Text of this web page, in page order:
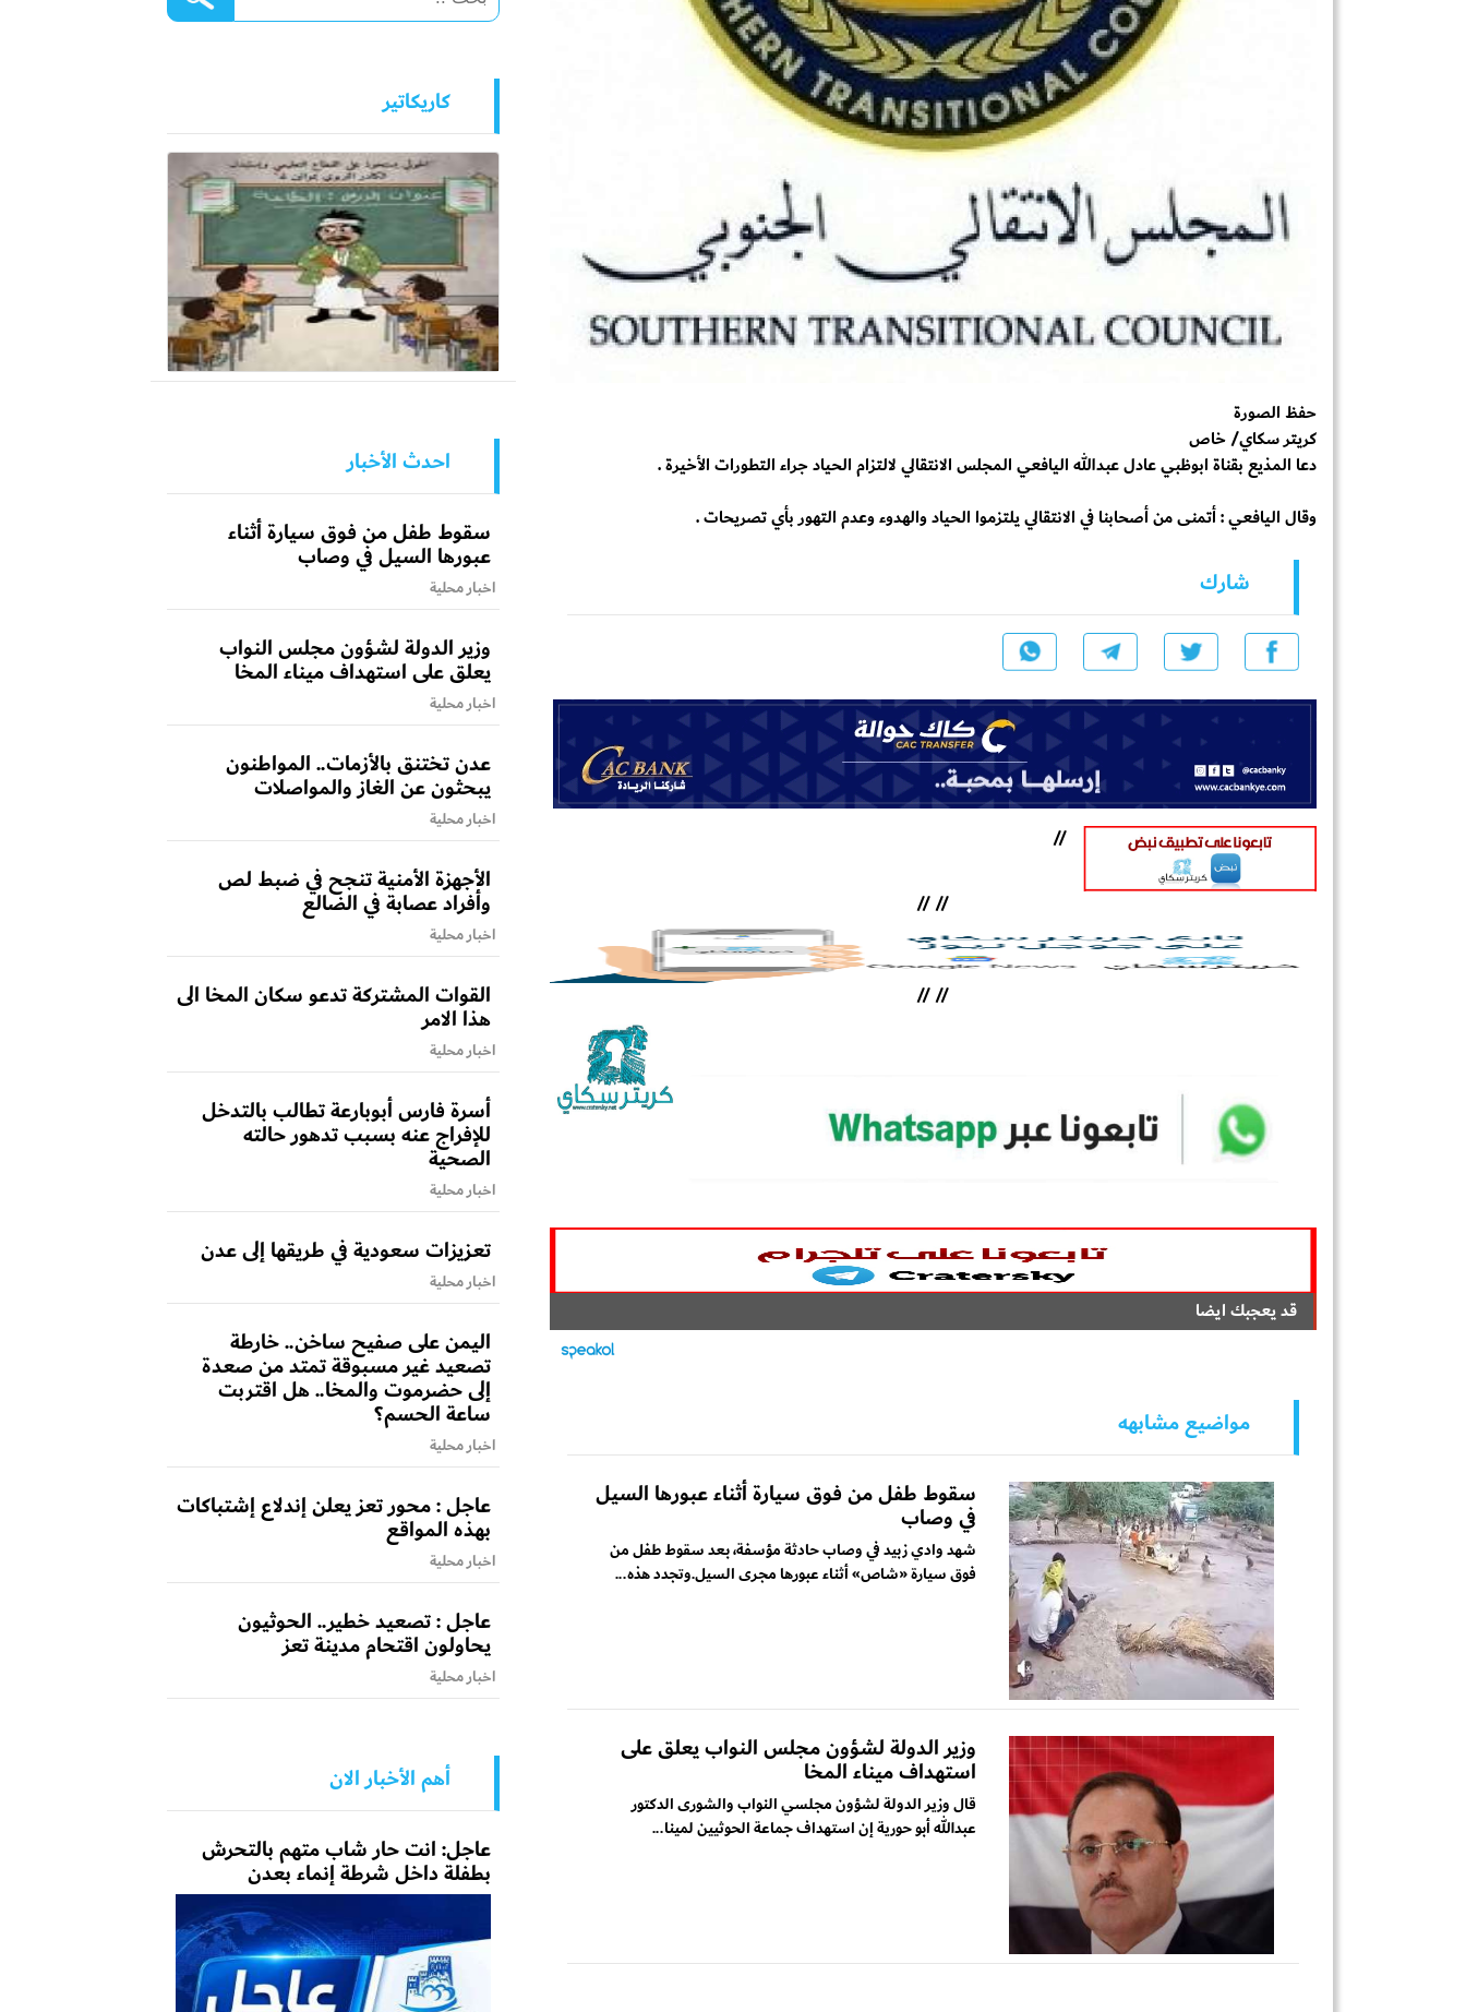
حفظ الصورة
كريتر سكاي/ خاص
دعا المذيع بقناة ابوظبي عادل عبدالله اليافعي المجلس الانتقالي لالتزام الحياد جراء التطورات الأخيرة .
وقال اليافعي : أتمنى من أصحابنا في الانتقالي يلتزموا الحياد والهدوء وعدم التهور بأي تصريحات .
شارك
//
//
//
//
//
قد يعجبك ايضا
مواضيع مشابهه
سقوط طفل من فوق سيارة أثناء عبورها السيل
في وصاب
شهد وادي زبيد في وصاب حادثة مؤسفة، بعد سقوط طفل من
فوق سيارة «شاص» أثناء عبورها مجرى السيل.وتجدد هذه...
وزير الدولة لشؤون مجلس النواب يعلق على
استهداف ميناء المخا
قال وزير الدولة لشؤون مجلسي النواب والشورى الدكتور
عبدالله أبو حورية إن استهداف جماعة الحوثيين لمينا...
كاريكاتير
احدث الأخبار
سقوط طفل من فوق سيارة أثناء
عبورها السيل في وصاب
اخبار محلية
وزير الدولة لشؤون مجلس النواب
يعلق على استهداف ميناء المخا
اخبار محلية
عدن تختنق بالأزمات.. المواطنون
يبحثون عن الغاز والمواصلات
اخبار محلية
الأجهزة الأمنية تنجح في ضبط لص
وأفراد عصابة في الضالع
اخبار محلية
القوات المشتركة تدعو سكان المخا الى
هذا الامر
اخبار محلية
أسرة فارس أبوبارعة تطالب بالتدخل
للإفراج عنه بسبب تدهور حالته
الصحية
اخبار محلية
تعزيزات سعودية في طريقها إلى عدن
اخبار محلية
اليمن على صفيح ساخن.. خارطة
تصعيد غير مسبوقة تمتد من صعدة
إلى حضرموت والمخا.. هل اقتربت
ساعة الحسم؟
اخبار محلية
عاجل : محور تعز يعلن إندلاع إشتباكات
بهذه المواقع
اخبار محلية
عاجل : تصعيد خطير.. الحوثيون
يحاولون اقتحام مدينة تعز
اخبار محلية
أهم الأخبار الان
عاجل: انت حار شاب متهم بالتحرش
بطفلة داخل شرطة إنماء بعدن